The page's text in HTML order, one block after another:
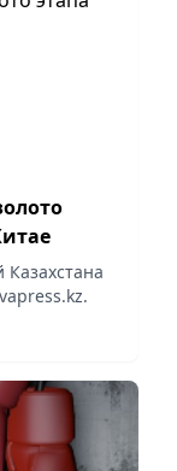
три золота и три бронзы, сообщает vapress.kz.